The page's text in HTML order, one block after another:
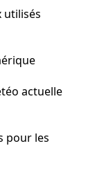
utilisés
actuelle
pour les